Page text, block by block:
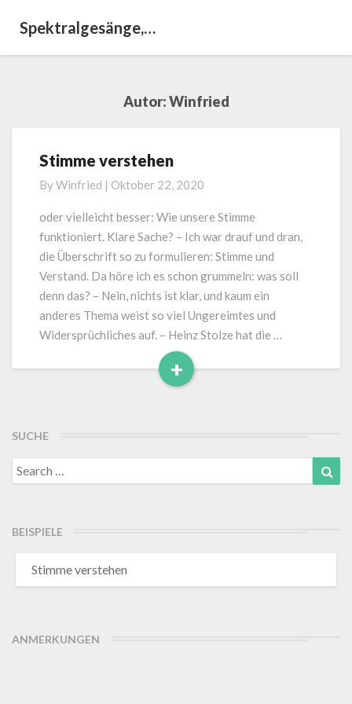
Spektralgesänge,…
Autor:Winfried
S
t
i
m
m
e
v
e
r
s
t
h
Stimme verstehen
ByWinfried | Oktober 22, 2020
oder vielleicht besser: Wie unsere Stimme
funktioniert. Klare Sache? – Ich war drauf und dran,
die Überschrift so zu formulieren: Stimme und
Verstand. Da höre ich es schon grummeln: was soll
denn das? – Nein, nichts ist klar, und kaum ein
anderes Thema weist so viel Ungereimtes und
Widersprüchliches auf. – Heinz Stolze hat die …
+
R
M
o
SUCHE
Search
for:
BEISPIELE
Stimme verstehen
ANMERKUNGEN